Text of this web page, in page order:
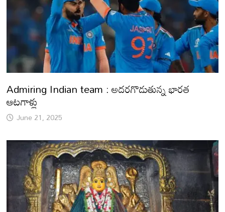
Admiring Indian team : అదరగొడుతున్న భారత
ఆటగాళ్లు
June 21, 2025